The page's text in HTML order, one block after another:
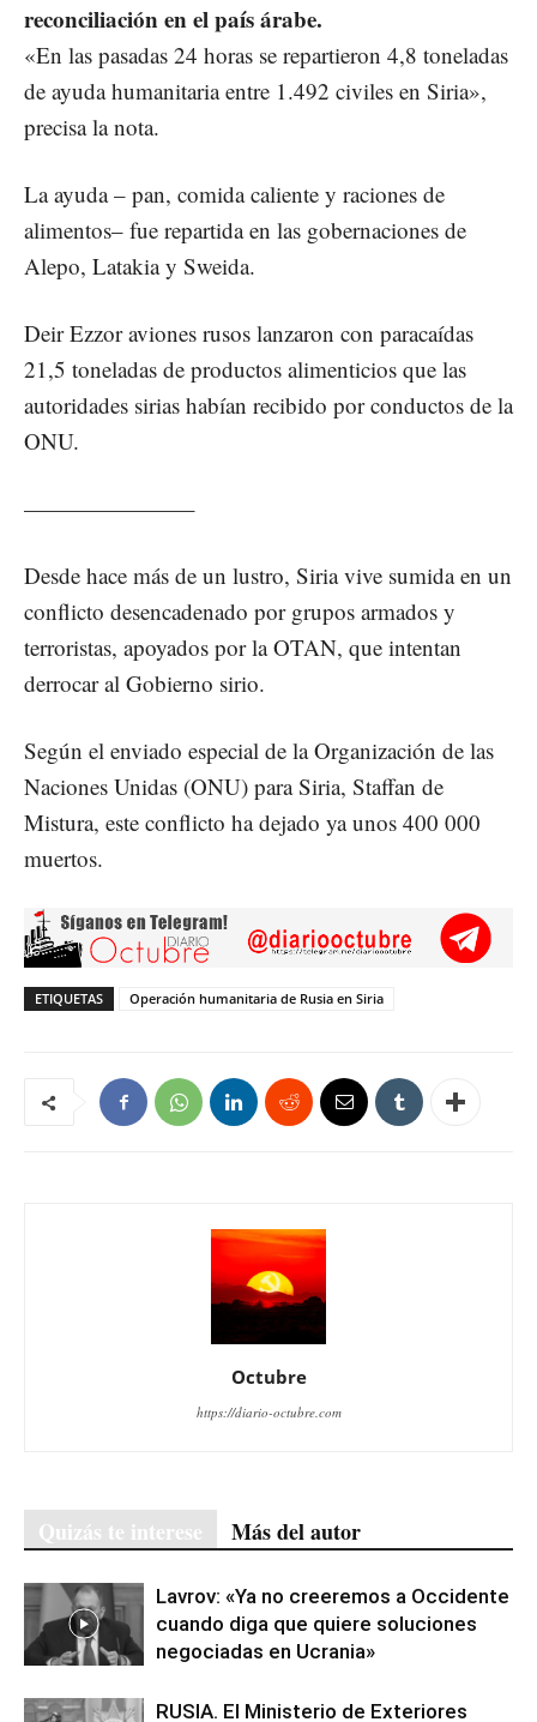
reconciliación en el país árabe.
«En las pasadas 24 horas se repartieron 4,8 toneladas
de ayuda humanitaria entre 1.492 civiles en Siria»,
precisa la nota.
La ayuda – pan, comida caliente y raciones de
alimentos– fue repartida en las gobernaciones de
Alepo, Latakia y Sweida.
Deir Ezzor aviones rusos lanzaron con paracaídas
21,5 toneladas de productos alimenticios que las
autoridades sirias habían recibido por conductos de la
ONU.
———————–
Desde hace más de un lustro, Siria vive sumida en un
conflicto desencadenado por grupos armados y
terroristas, apoyados por la OTAN, que intentan
derrocar al Gobierno sirio.
Según el enviado especial de la Organización de las
Naciones Unidas (ONU) para Siria, Staffan de
Mistura, este conflicto ha dejado ya unos 400 000
muertos.
ETIQUETAS Operación humanitaria de Rusia en Siria
Octubre
https://diario-octubre.com
Quizás te interese Más del autor
Lavrov: «Ya no creeremos a Occidente
cuando diga que quiere soluciones
negociadas en Ucrania»
RUSIA. El Ministerio de Exteriores